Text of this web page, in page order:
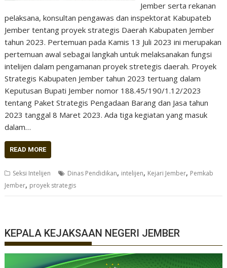
Jember serta rekanan
pelaksana, konsultan pengawas dan inspektorat Kabupateb
Jember tentang proyek strategis Daerah Kabupaten Jember
tahun 2023. Pertemuan pada Kamis 13 Juli 2023 ini merupakan
pertemuan awal sebagai langkah untuk melaksanakan fungsi
intelijen dalam pengamanan proyek stretegis daerah. Proyek
Strategis Kabupaten Jember tahun 2023 tertuang dalam
Keputusan Bupati Jember nomor 188.45/190/1.12/2023
tentang Paket Strategis Pengadaan Barang dan Jasa tahun
2023 tanggal 8 Maret 2023. Ada tiga kegiatan yang masuk
dalam…
READ MORE
Seksi Intelijen Dinas Pendidikan, intelijen, Kejari Jember, Pemkab
Jember, proyek strategis
KEPALA KEJAKSAAN NEGERI JEMBER